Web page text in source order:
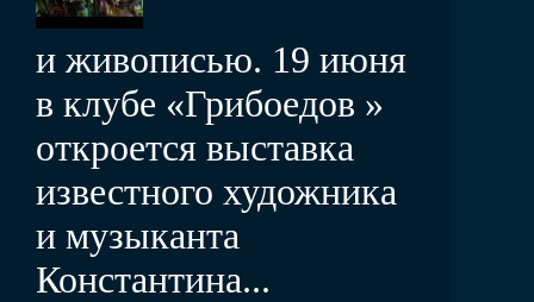
и живописью. 19 июня
в клубе «Грибоедов »
откроется выставка
известного художника
и музыканта
Константина...